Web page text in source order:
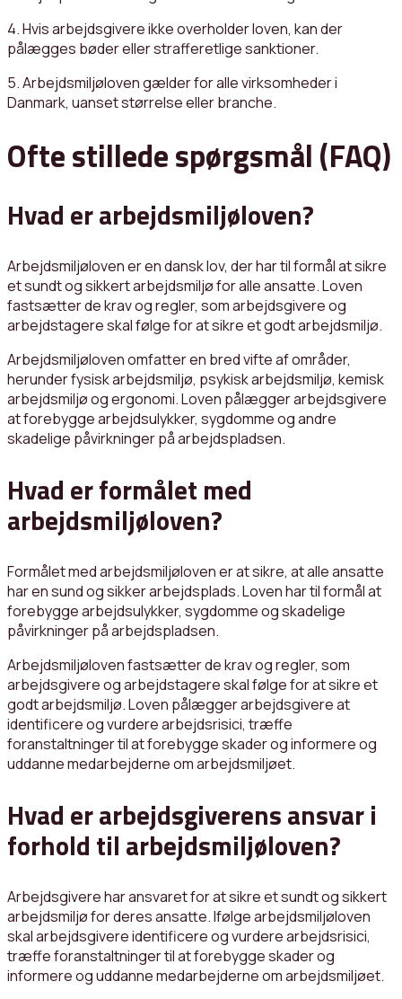
4. Hvis arbejdsgivere ikke overholder loven, kan der
pålægges bøder eller strafferetlige sanktioner.
5. Arbejdsmiljøloven gælder for alle virksomheder i
Danmark, uanset størrelse eller branche.
Ofte stillede spørgsmål (FAQ)
Hvad er arbejdsmiljøloven?
Arbejdsmiljøloven er en dansk lov, der har til formål at sikre
et sundt og sikkert arbejdsmiljø for alle ansatte. Loven
fastsætter de krav og regler, som arbejdsgivere og
arbejdstagere skal følge for at sikre et godt arbejdsmiljø.
Arbejdsmiljøloven omfatter en bred vifte af områder,
herunder fysisk arbejdsmiljø, psykisk arbejdsmiljø, kemisk
arbejdsmiljø og ergonomi. Loven pålægger arbejdsgivere
at forebygge arbejdsulykker, sygdomme og andre
skadelige påvirkninger på arbejdspladsen.
Hvad er formålet med
arbejdsmiljøloven?
Formålet med arbejdsmiljøloven er at sikre, at alle ansatte
har en sund og sikker arbejdsplads. Loven har til formål at
forebygge arbejdsulykker, sygdomme og skadelige
påvirkninger på arbejdspladsen.
Arbejdsmiljøloven fastsætter de krav og regler, som
arbejdsgivere og arbejdstagere skal følge for at sikre et
godt arbejdsmiljø. Loven pålægger arbejdsgivere at
identificere og vurdere arbejdsrisici, træffe
foranstaltninger til at forebygge skader og informere og
uddanne medarbejderne om arbejdsmiljøet.
Hvad er arbejdsgiverens ansvar i
forhold til arbejdsmiljøloven?
Arbejdsgivere har ansvaret for at sikre et sundt og sikkert
arbejdsmiljø for deres ansatte. Ifølge arbejdsmiljøloven
skal arbejdsgivere identificere og vurdere arbejdsrisici,
træffe foranstaltninger til at forebygge skader og
informere og uddanne medarbejderne om arbejdsmiljøet.